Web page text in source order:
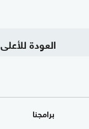
العودة للأعلى
برامجنا